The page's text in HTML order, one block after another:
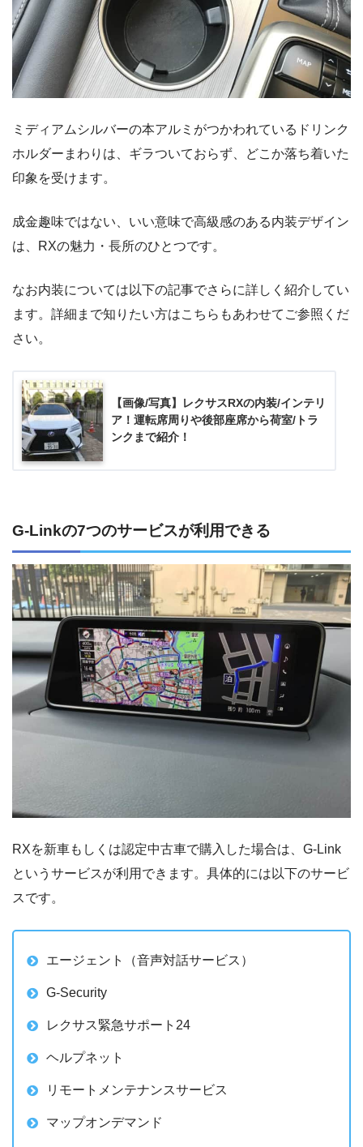
ミディアムシルバーの本アルミがつかわれているドリンク
ホルダーまわりは、ギラついておらず、どこか落ち着いた
印象を受けます。
成金趣味ではない、いい意味で高級感のある内装デザイン
は、RXの魅力・長所のひとつです。
なお内装については以下の記事でさらに詳しく紹介してい
ます。詳細まで知りたい方はこちらもあわせてご参照くだ
さい。
【画像/写真】レクサスRXの内装/インテリ
ア！運転席周りや後部座席から荷室/トラ
ンクまで紹介！
G-Linkの7つのサービスが利用できる
RXを新車もしくは認定中古車で購入した場合は、G-Link
というサービスが利用できます。具体的には以下のサービ
スです。
エージェント（音声対話サービス）
G-Security
レクサス緊急サポート24
ヘルプネット
リモートメンテナンスサービス
マップオンデマンド